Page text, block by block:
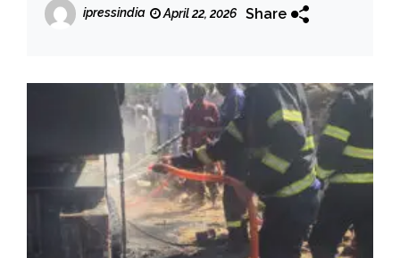
ipressindia April 22, 2026 Share